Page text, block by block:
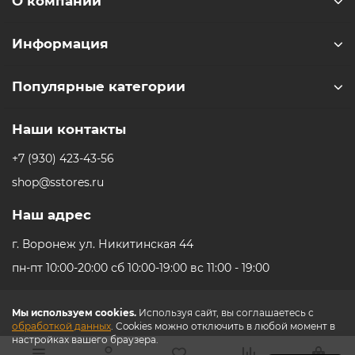
видеопередатчик DJI, достигать формы волны LiDAR, и
крутящего момента двигателя на 20 %
объективов. После балансировки подвес обеспечивает
большую избыточность мощности.
* - Актуальную стоимость и наличие товара, а
уточнять у менеджеров магазина.
Мы используем cookies. Используя сайт, вы соглашаетесь с
обработкой данных. Cookies можно отключить в любой момент в
настройках вашего браузера.
Информация
Популярные категории
Наши контакты
+7 (930) 423-43-56
shop@sstores.ru
Наш адрес
г. Воронеж ул. Никитинская 44
пн-пт 10:00-20:00 сб 10:00-19:00 вс 11:00 - 19:00